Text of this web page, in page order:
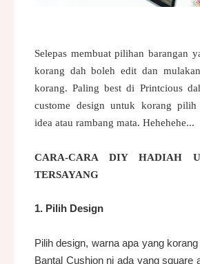
Selepas membuat pilihan barangan
korang dah boleh edit dan
korang. Paling best di Printcious
custome design untuk korang pilih
idea atau rambang mata. Hehehehe...
CARA-CARA DIY HADIAH
TERSAYANG
1. Pilih Design
Pilih design, warna apa yang
Bantal Cushion ni ada yang square